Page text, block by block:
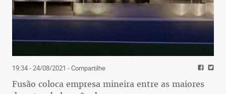
19:34 - 24/08/2021 - Compartilhe
Fusão coloca empresa mineira entre as maiores